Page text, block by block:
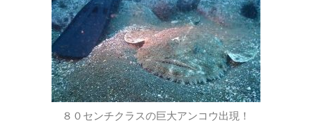
８０センチクラスの巨大アンコウ出現！